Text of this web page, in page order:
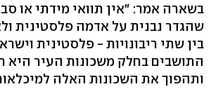
בשארה אמר: "אין תוואי מידתי או
שהגדר נבנית על אדמה פלסטינית
בין שתי ריבונויות - פלסטינית
התושבים בחלק משכונות העיר היא
ותהפוך את השכונות האלה